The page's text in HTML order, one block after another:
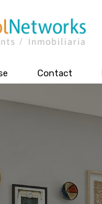
Contact